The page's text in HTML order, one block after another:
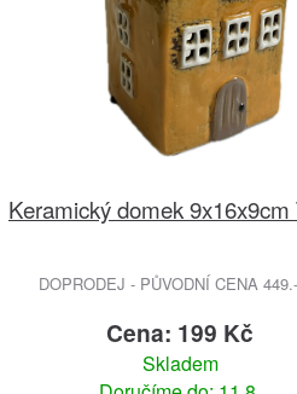
Keramický domek 9x16x9cm
DOPRODEJ - PŮVODNÍ CENA
Cena: 199 Kč
Skladem